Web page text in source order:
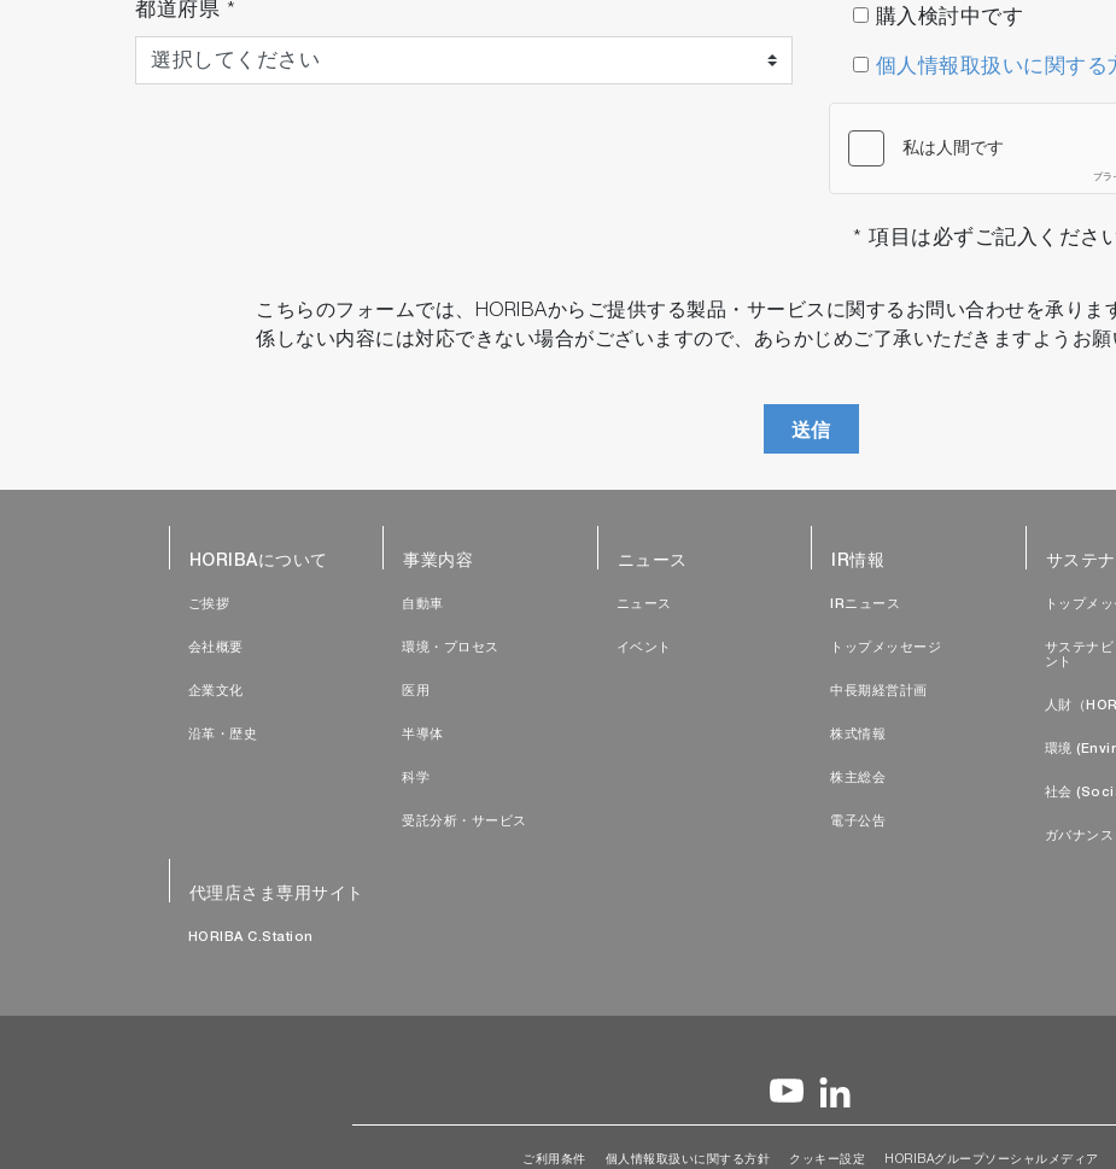
都道府県 * 購入検討中です
個人情報取扱いに関する
* 項目は必ずご記入ください
こちらのフォームでは、HORIBAからご提供する製品・サービスに関するお問い合わせを承りま
係しない内容には対応できない場合がございますので、あらかじめご了承いただきますようお願
送信
HORIBAについて
ご挨拶
会社概要
企業文化
沿革・歴史
事業内容
自動車
環境・プロセス
医用
半導体
科学
受託分析・サービス
ニュース
ニュース
イベント
IR情報
IRニュース
トップメッセージ
中長期経営計画
株式情報
株主総会
電子公告
サステ
トップメ
サステナ
ント
人財（
環境
社会
ガバナン
代理店さま専用サイト
HORIBA C.Station
ご利用条件 個人情報取扱いに関する方針 クッキー設定 HORIBAグループソーシャルメディア